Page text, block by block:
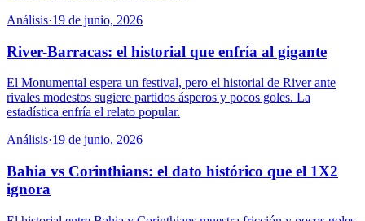
Análisis·19 de junio, 2026
River-Barracas: el historial que enfría al gigante
El Monumental espera un festival, pero el historial de River ante
rivales modestos sugiere partidos ásperos y pocos goles. La
estadística enfría el relato popular.
Análisis·19 de junio, 2026
Bahia vs Corinthians: el dato histórico que el 1X2
ignora